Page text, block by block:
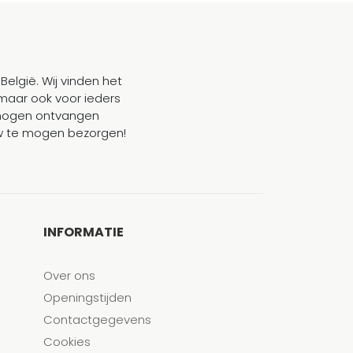
Wij vinden het
ook voor ieders
ontvangen
te mogen bezorgen!
INFORMATIE
Over ons
Openingstijden
Contactgegevens
Cookies